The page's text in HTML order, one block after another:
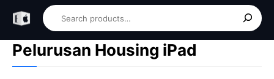
content
Pelurusan Housing iPad